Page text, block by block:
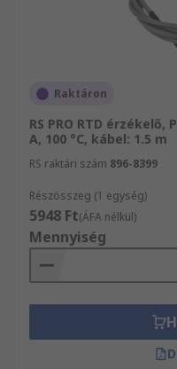
Raktáron
RS PRO RTD érzékelő,
A, 100 °C, kábel: 1.5 m
RS raktári szám 896-8399
Részösszeg (1 egység)
5948 Ft(ÁFA nélkül)
Mennyiség